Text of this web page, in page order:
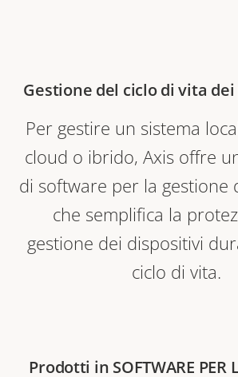
Gestione del ciclo di vita
Per gestire un sistema
cloud o ibrido, Axis offre
di software per la gestione
che semplifica la
gestione dei dispositivi
ciclo di vita.
Prodotti in SOFTWARE PER